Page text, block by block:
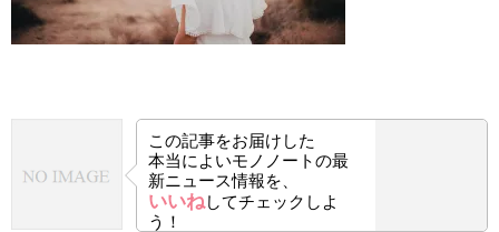
この記事をお届けした
本当によいモノノートの最
新ニュース情報を、
いいねしてチェックしよ
う！